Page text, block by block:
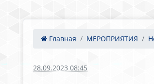
Главная МЕРОПРИЯТИЯ
28.09.2023 08:45